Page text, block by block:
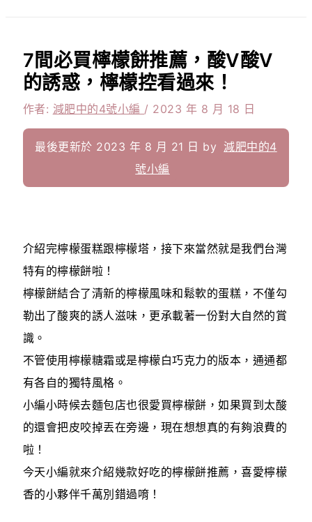
7間必買檸檬餅推薦，酸V酸V
的誘惑，檸檬控看過來！
作者: 減肥中的4號小編 / 2023 年 8 月 18 日
最後更新於 2023 年 8 月 21 日 by 減肥中的4
號小編
介紹完檸檬蛋糕跟檸檬塔，接下來當然就是我們台灣
特有的檸檬餅啦！
檸檬餅結合了清新的檸檬風味和鬆軟的蛋糕，不僅勾
勒出了酸爽的誘人滋味，更承載著一份對大自然的賞
識。
不管使用檸檬糖霜或是檸檬白巧克力的版本，通通都
有各自的獨特風格。
小編小時候去麵包店也很愛買檸檬餅，如果買到太酸
的還會把皮咬掉丟在旁邊，現在想想真的有夠浪費的
啦！
今天小編就來介紹幾款好吃的檸檬餅推薦，喜愛檸檬
香的小夥伴千萬別錯過唷！